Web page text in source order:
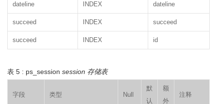
dateline INDEX dateline
succeed INDEX succeed
succeed INDEX id
表 5 : ps_session session 存储表
字段 类型 Null
默
认
额
外
注释